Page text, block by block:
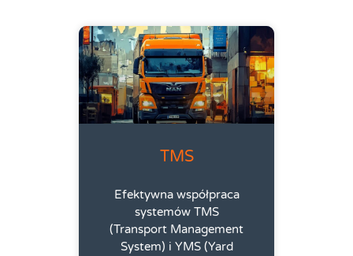
TMS
Efektywna współpraca
systemów TMS
(Transport Management
System) i YMS (Yard